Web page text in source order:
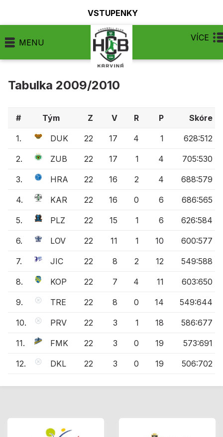
VSTUPENKY
MENU VÍCE
Tabulka 2009/2010
# Tým Z V R P Skóre
1. DUK 22 17 4 1 628:512
2. ZUB 22 17 1 4 705:530
3. HRA 22 16 2 4 688:579
4. KAR 22 16 0 6 686:565
5. PLZ 22 15 1 6 626:584
6. LOV 22 11 1 10 600:577
7. JIC 22 8 2 12 549:588
8. KOP 22 7 4 11 603:650
9. TRE 22 8 0 14 549:644
10. PRV 22 3 1 18 586:677
11. FMK 22 3 0 19 573:691
12. DKL 22 3 0 19 506:702